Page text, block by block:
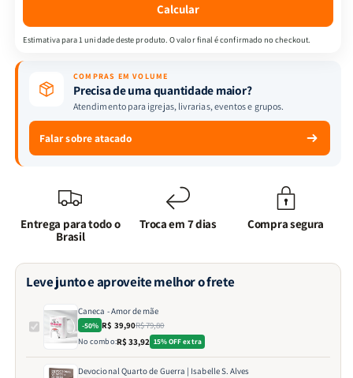
Calcular
Estimativa para 1 unidade deste produto. O valor final é confirmado no checkout.
COMPRAS EM VOLUME
Precisa de uma quantidade maior?
Atendimento para igrejas, livrarias, eventos e grupos.
Falar sobre atacado
Entrega para todo o
Brasil
Troca em 7 dias Compra segura
Leve junto e aproveite melhor o frete
Caneca - Amor de mãe
-50% R$ 39,90R$ 79,80
No combo:R$ 33,92 15% OFF extra
Devocional Quarto de Guerra | Isabelle S. Alves